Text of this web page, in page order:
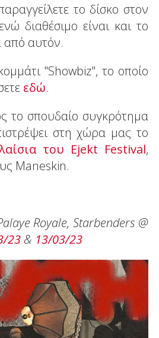
το δίσκο στον
διαθέσιμο είναι και το
αυτόν.
"Showbiz", το οποίο
εδώ.
το σπουδαίο συγκρότημα
στη χώρα μας το
του Ejekt Festival,
Maneskin.
Royale, Starbenders @
23& 13/03/23